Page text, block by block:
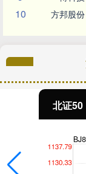
10 方邦股份
北证50